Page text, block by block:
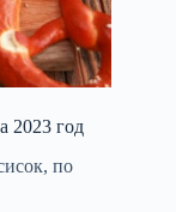
2023 год
по